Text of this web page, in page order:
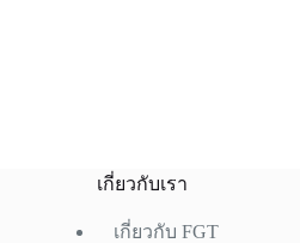
เกี่ยวกับเรา
เกี่ยวกับ FGT